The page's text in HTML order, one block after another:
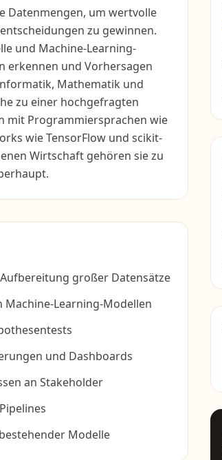
Datenmengen, um wertvolle
zu gewinnen.
und Machine-Learning-
erkennen und Vorhersagen
Mathematik und
zu einer hochgefragten
mit Programmiersprachen wie
wie TensorFlow und scikit-
Wirtschaft gehören sie zu
großer Datensätze
Learning-Modellen
und Dashboards
an Stakeholder
Modelle